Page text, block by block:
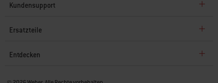
Kundensupport
Ersatzteile
Entdecken